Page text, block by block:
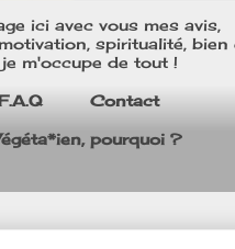
ici avec vous mes avis,
spiritualité, bien
m'occupe de tout !
Contact
pourquoi ?